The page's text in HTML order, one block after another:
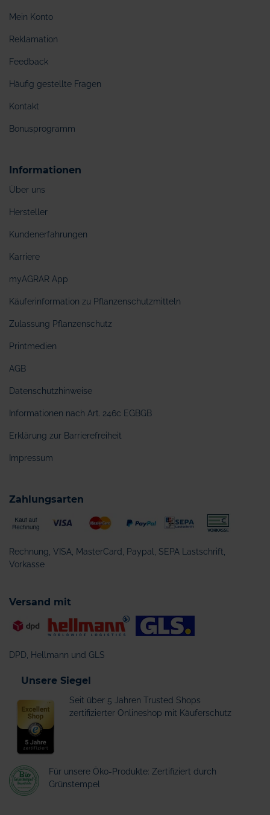
Mein Konto
Reklamation
Feedback
Häufig gestellte Fragen
Kontakt
Bonusprogramm
Informationen
Über uns
Hersteller
Kundenerfahrungen
Karriere
myAGRAR App
Käuferinformation zu Pflanzenschutzmitteln
Zulassung Pflanzenschutz
Printmedien
AGB
Datenschutzhinweise
Informationen nach Art. 246c EGBGB
Erklärung zur Barrierefreiheit
Impressum
Zahlungsarten
Rechnung, VISA, MasterCard, Paypal, SEPA Lastschrift,
Vorkasse
Versand mit
DPD, Hellmann und GLS
Unsere Siegel
Seit über 5 Jahren Trusted Shops
zertifizierter Onlineshop mit Käuferschutz
Für unsere Öko-Produkte: Zertifiziert durch
Grünstempel